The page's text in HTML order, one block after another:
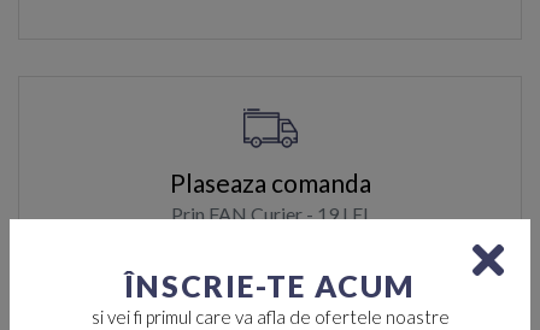
ÎNSCRIE-TE ACUM
si vei fi primul care va afla de ofertele noastre
Plaseaza comanda
Prin FAN Curier - 19 LEI
La o comanda de minim 350 LEI transportul este gratuit